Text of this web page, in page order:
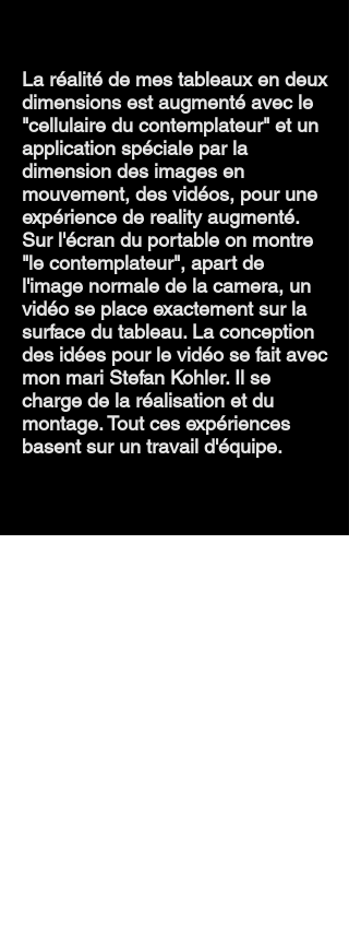
La réalité de mes tableaux en deux
dimensions est augmenté avec le
"cellulaire du contemplateur" et un
application spéciale par la
dimension des images en
mouvement, des vidéos, pour une
expérience de reality augmenté.
Sur l'écran du portable on montre
"le contemplateur", apart de
l'image normale de la camera, un
vidéo se place exactement sur la
surface du tableau. La conception
des idées pour le vidéo se fait avec
mon mari Stefan Kohler. Il se
charge de la réalisation et du
montage. Tout ces expériences
basent sur un travail d'équipe.